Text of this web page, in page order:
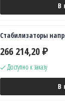
В
Стабилизаторы
266 214,20 ₽
Доступно к заказу
В